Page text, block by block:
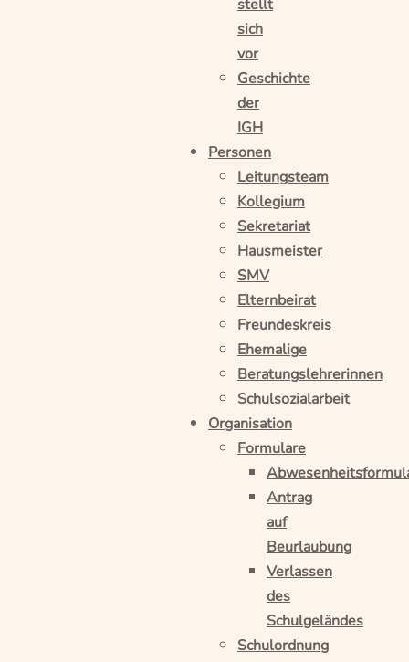
stellt
sich
vor
Geschichte
der
IGH
Personen
Leitungsteam
Kollegium
Sekretariat
Hausmeister
SMV
Elternbeirat
Freundeskreis
Ehemalige
Beratungslehrerinnen
Schulsozialarbeit
Organisation
Formulare
Antrag
auf
Beurlaubung
Verlassen
des
Schulgeländes
Schulordnung